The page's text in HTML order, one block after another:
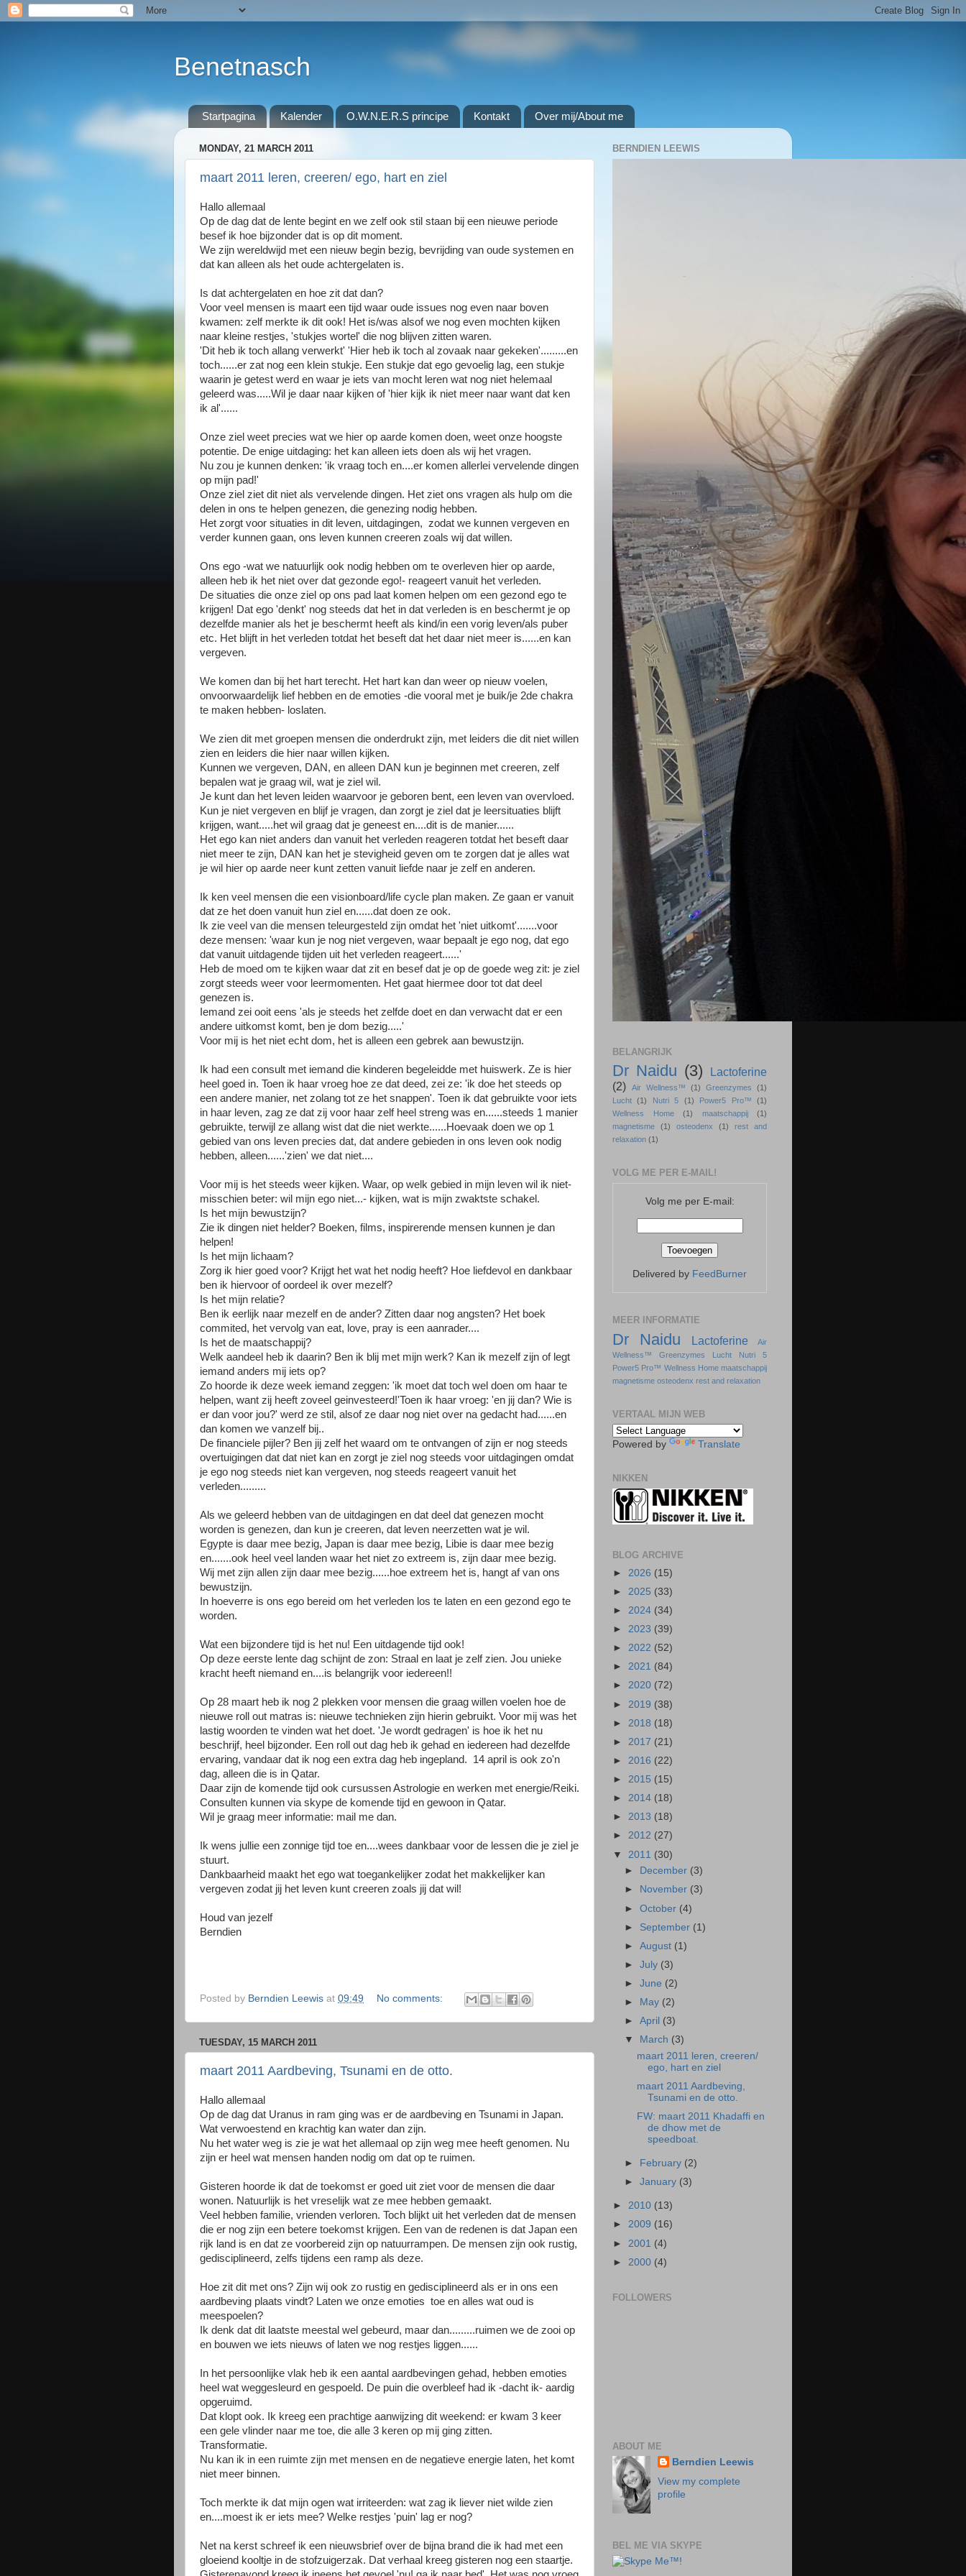
Benetnasch
Startpagina Kalender O.W.N.E.R.S principe Kontakt Over mij/About me
MONDAY, 21 MARCH 2011
maart 2011 leren, creeren/ ego, hart en ziel
Hallo allemaal
Op de dag dat de lente begint en we zelf ook stil staan bij een nieuwe periode
besef ik hoe bijzonder dat is op dit moment.
We zijn wereldwijd met een nieuw begin bezig, bevrijding van oude systemen en
dat kan alleen als het oude achtergelaten is.
Is dat achtergelaten en hoe zit dat dan?
Voor veel mensen is maart een tijd waar oude issues nog even naar boven
kwamen: zelf merkte ik dit ook! Het is/was alsof we nog even mochten kijken
naar kleine restjes, 'stukjes wortel' die nog blijven zitten waren.
'Dit heb ik toch allang verwerkt' 'Hier heb ik toch al zovaak naar gekeken'.........en
toch......er zat nog een klein stukje. Een stukje dat ego gevoelig lag, een stukje
waarin je getest werd en waar je iets van mocht leren wat nog niet helemaal
geleerd was.....Wil je daar naar kijken of 'hier kijk ik niet meer naar want dat ken
ik al'......
Onze ziel weet precies wat we hier op aarde komen doen, weet onze hoogste
potentie. De enige uitdaging: het kan alleen iets doen als wij het vragen.
Nu zou je kunnen denken: 'ik vraag toch en....er komen allerlei vervelende dingen
op mijn pad!'
Onze ziel ziet dit niet als vervelende dingen. Het ziet ons vragen als hulp om die
delen in ons te helpen genezen, die genezing nodig hebben.
Het zorgt voor situaties in dit leven, uitdagingen, zodat we kunnen vergeven en
verder kunnen gaan, ons leven kunnen creeren zoals wij dat willen.
Ons ego -wat we natuurlijk ook nodig hebben om te overleven hier op aarde,
alleen heb ik het niet over dat gezonde ego!- reageert vanuit het verleden.
De situaties die onze ziel op ons pad laat komen helpen om een gezond ego te
krijgen! Dat ego 'denkt' nog steeds dat het in dat verleden is en beschermt je op
dezelfde manier als het je beschermt heeft als kind/in een vorig leven/als puber
etc. Het blijft in het verleden totdat het beseft dat het daar niet meer is......en kan
vergeven.
We komen dan bij het hart terecht. Het hart kan dan weer op nieuw voelen,
onvoorwaardelijk lief hebben en de emoties -die vooral met je buik/je 2de chakra
te maken hebben- loslaten.
We zien dit met groepen mensen die onderdrukt zijn, met leiders die dit niet willen
zien en leiders die hier naar willen kijken.
Kunnen we vergeven, DAN, en alleen DAN kun je beginnen met creeren, zelf
bepalen wat je graag wil, wat je ziel wil.
Je kunt dan het leven leiden waarvoor je geboren bent, een leven van overvloed.
Kun je niet vergeven en blijf je vragen, dan zorgt je ziel dat je leersituaties blijft
krijgen, want.....het wil graag dat je geneest en....dit is de manier......
Het ego kan niet anders dan vanuit het verleden reageren totdat het beseft daar
niet meer te zijn, DAN kan het je stevigheid geven om te zorgen dat je alles wat
je wil hier op aarde neer kunt zetten vanuit liefde naar je zelf en anderen.
Ik ken veel mensen die een visionboard/life cycle plan maken. Ze gaan er vanuit
dat ze het doen vanuit hun ziel en......dat doen ze ook.
Ik zie veel van die mensen teleurgesteld zijn omdat het 'niet uitkomt'.......voor
deze mensen: 'waar kun je nog niet vergeven, waar bepaalt je ego nog, dat ego
dat vanuit uitdagende tijden uit het verleden reageert......'
Heb de moed om te kijken waar dat zit en besef dat je op de goede weg zit: je ziel
zorgt steeds weer voor leermomenten. Het gaat hiermee door tot dat deel
genezen is.
Iemand zei ooit eens 'als je steeds het zelfde doet en dan verwacht dat er een
andere uitkomst komt, ben je dom bezig.....'
Voor mij is het niet echt dom, het is alleen een gebrek aan bewustzijn.
Ik had een consult met iemand die kinderen begeleidde met huiswerk. Ze is hier
heel goed in. Toen ik haar vroeg hoe ze dat deed, zei ze: 'ik doe het steeds op
een andere manier, net zolang tot ze het snappen'. Toen ik dat gebruikte voor iets
in haar leven, zag ze dat zij voor haar zelf heel streng was en......steeds 1 manier
gebruikte, terwijl ze allang wist dat die niet werkte......Hoevaak doen we op 1
gebied van ons leven precies dat, dat andere gebieden in ons leven ook nodig
hebben, alleen......'zien' we dat niet....
Voor mij is het steeds weer kijken. Waar, op welk gebied in mijn leven wil ik niet-
misschien beter: wil mijn ego niet...- kijken, wat is mijn zwaktste schakel.
Is het mijn bewustzijn?
Zie ik dingen niet helder? Boeken, films, inspirerende mensen kunnen je dan
helpen!
Is het mijn lichaam?
Zorg ik hier goed voor? Krijgt het wat het nodig heeft? Hoe liefdevol en dankbaar
ben ik hiervoor of oordeel ik over mezelf?
Is het mijn relatie?
Ben ik eerlijk naar mezelf en de ander? Zitten daar nog angsten? Het boek
commited, het vervolg van eat, love, pray is een aanrader....
Is het de maatschappij?
Welk aandeel heb ik daarin? Ben ik blij met mijn werk? Kan ik mezelf zijn of legt
iemand anders mij iets op?
Zo hoorde ik deze week iemand zeggen: 'ik moet dat toch wel doen om haar te
helpen, want zij heeft zoveel geinvesteerd!'Toen ik haar vroeg: 'en jij dan? Wie is
er dan voor jou?' werd ze stil, alsof ze daar nog niet over na gedacht had......en
dan komen we vanzelf bij..
De financiele pijler? Ben jij zelf het waard om te ontvangen of zijn er nog steeds
overtuigingen dat dat niet kan en zorgt je ziel nog steeds voor uitdagingen omdat
je ego nog steeds niet kan vergeven, nog steeds reageert vanuit het
verleden.........
Als we geleerd hebben van de uitdagingen en dat deel dat genezen mocht
worden is genezen, dan kun je creeren, dat leven neerzetten wat je wil.
Egypte is daar mee bezig, Japan is daar mee bezig, Libie is daar mee bezig
en.......ook heel veel landen waar het niet zo extreem is, zijn daar mee bezig.
Wij met zijn allen zijn daar mee bezig......hoe extreem het is, hangt af van ons
bewustzijn.
In hoeverre is ons ego bereid om het verleden los te laten en een gezond ego te
worden.
Wat een bijzondere tijd is het nu! Een uitdagende tijd ook!
Op deze eerste lente dag schijnt de zon: Straal en laat je zelf zien. Jou unieke
kracht heeft niemand en....is belangrijk voor iedereen!!
Op 28 maart heb ik nog 2 plekken voor mensen die graag willen voelen hoe de
nieuwe roll out matras is: nieuwe technieken zijn hierin gebruikt. Voor mij was het
lastig woorden te vinden wat het doet. 'Je wordt gedragen' is hoe ik het nu
beschrijf, heel bijzonder. Een roll out dag heb ik gehad en iedereen had dezelfde
ervaring, vandaar dat ik nog een extra dag heb ingepland. 14 april is ook zo'n
dag, alleen die is in Qatar.
Daar zijn de komende tijd ook cursussen Astrologie en werken met energie/Reiki.
Consulten kunnen via skype de komende tijd en gewoon in Qatar.
Wil je graag meer informatie: mail me dan.
Ik wens jullie een zonnige tijd toe en....wees dankbaar voor de lessen die je ziel je
stuurt.
Dankbaarheid maakt het ego wat toegankelijker zodat het makkelijker kan
vergeven zodat jij het leven kunt creeren zoals jij dat wil!
Houd van jezelf
Berndien
Posted by Berndien Leewis at 09:49 No comments:
TUESDAY, 15 MARCH 2011
maart 2011 Aardbeving, Tsunami en de otto.
Hallo allemaal
Op de dag dat Uranus in ram ging was er de aardbeving en Tsunami in Japan.
Wat verwoestend en krachtig kan water dan zijn.
Nu het water weg is zie je wat het allemaal op zijn weg mee heeft genomen. Nu
zijn er heel wat mensen handen nodig om dat op te ruimen.
Gisteren hoorde ik dat de toekomst er goed uit ziet voor de mensen die daar
wonen. Natuurlijk is het vreselijk wat ze mee hebben gemaakt.
Veel hebben familie, vrienden verloren. Toch blijkt uit het verleden dat de mensen
die er nog zijn een betere toekomst krijgen. Een van de redenen is dat Japan een
rijk land is en dat ze voorbereid zijn op natuurrampen. De mensen zijn ook rustig,
gedisciplineerd, zelfs tijdens een ramp als deze.
Hoe zit dit met ons? Zijn wij ook zo rustig en gedisciplineerd als er in ons een
aardbeving plaats vindt? Laten we onze emoties toe en alles wat oud is
meespoelen?
Ik denk dat dit laatste meestal wel gebeurd, maar dan.........ruimen we de zooi op
en bouwen we iets nieuws of laten we nog restjes liggen......
In het persoonlijke vlak heb ik een aantal aardbevingen gehad, hebben emoties
heel wat weggesleurd en gespoeld. De puin die overbleef had ik -dacht ik- aardig
opgeruimd.
Dat klopt ook. Ik kreeg een prachtige aanwijzing dit weekend: er kwam 3 keer
een gele vlinder naar me toe, die alle 3 keren op mij ging zitten.
Transformatie.
Nu kan ik in een ruimte zijn met mensen en de negatieve energie laten, het komt
niet meer binnen.
Toch merkte ik dat mijn ogen wat irriteerden: wat zag ik liever niet wilde zien
en....moest ik er iets mee? Welke restjes 'puin' lag er nog?
Net na kerst schreef ik een nieuwsbrief over de bijna brand die ik had met een
gloeiend kooltje in de stofzuigerzak. Dat verhaal kreeg gisteren nog een staartje.
BERNDIEN LEEWIS
BELANGRIJK
Dr Naidu (3)
Lactoferine
(2)
Air Wellness™ (1) Greenzymes
(1)
Lucht
(1) Nutri 5 (1) Power5 Pro™
(1)
Wellness Home
(1) maatschappij
(1)
magnetisme
(1) osteodenx (1)
rest and
relaxation (1)
VOLG ME PER E-MAIL!
Volg me per E-mail:
Delivered by FeedBurner
MEER INFORMATIE
Dr Naidu Lactoferine
Air
Wellness™
Greenzymes Lucht
Nutri 5
Power5 Pro™ Wellness Home maatschappij
magnetisme osteodenx rest and relaxation
VERTAAL MIJN WEB
Powered by Translate
NIKKEN
BLOG ARCHIVE
► 2026 (15)
► 2025 (33)
► 2024 (34)
► 2023 (39)
► 2022 (52)
► 2021 (84)
► 2020 (72)
► 2019 (38)
► 2018 (18)
► 2017 (21)
► 2016 (22)
► 2015 (15)
► 2014 (18)
► 2013 (18)
► 2012 (27)
▼ 2011 (30)
►
December (3)
►
November (3)
►October (4)
► September (1)
►August (1)
►July (3)
►June (2)
►
May (2)
►April (3)
▼
March (3)
maart 2011 leren, creeren/
ego, hart en ziel
maart 2011 Aardbeving,
Tsunami en de otto.
FW: maart 2011 Khadaffi en
de dhow met de
speedboat.
► February (2)
►January (3)
► 2010 (13)
► 2009 (16)
► 2001 (4)
► 2000 (4)
FOLLOWERS
ABOUT ME
Berndien Leewis
View my complete
profile
BEL ME VIA SKYPE